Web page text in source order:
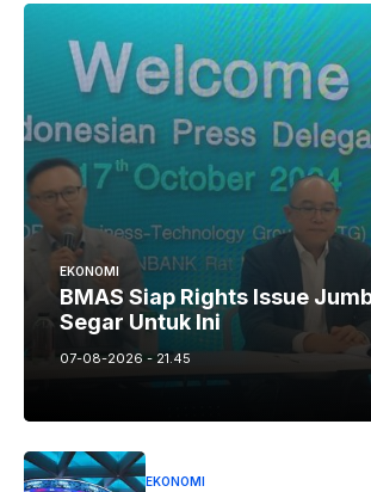
EKONOMI
BMAS Siap Rights Issue
Segar Untuk Ini
07-08-2026 - 21.45
EKONOMI